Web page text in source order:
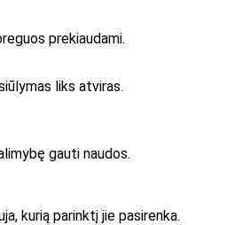
prekiaudami.
liks atviras.
gauti naudos.
kurią parinktį jie pasirenka.